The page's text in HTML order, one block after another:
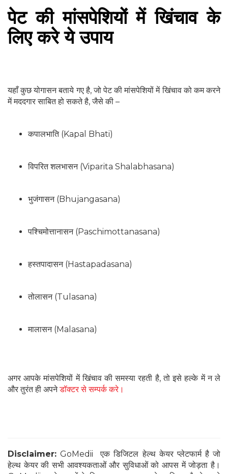
पेट की मांसपेशियों में खिंचाव के
लिए करे ये उपाय
यहाँ कुछ योगासन बताये गए है, जो पेट की मांसपेशियों में खिंचाव को कम करने
में मददगार साबित हो सकते है, जैसे की –
कपालभाति (Kapal Bhati)
विपरित शलभासन (Viparita Shalabhasana)
भुजंगासन (Bhujangasana)
पश्चिमोत्तानासन (Paschimottanasana)
हस्तपादासन (Hastapadasana)
तोलासन (Tulasana)
मालासन (Malasana)
अगर आपके मांसपेशियों में खिंचाव की समस्या रहती है, तो इसे हल्के में न ले
और तुरंत ही अपनेडॉक्टर से सम्पर्क करे।
Disclaimer: GoMedii एक डिजिटल हेल्थ केयर प्लेटफार्म है जो
हेल्थ केयर की सभी आवश्यकताओं और सुविधाओं को आपस में जोड़ता है।